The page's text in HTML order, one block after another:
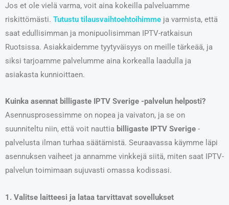
Jos et ole vielä varma, voit aina kokeilla palveluamme
riskittömästi. Tutustu tilausvaihtoehtoihimme ja varmista, että
saat edullisimman ja monipuolisimman IPTV-ratkaisun
Ruotsissa. Asiakkaidemme tyytyväisyys on meille tärkeää, ja
siksi tarjoamme palvelumme aina korkealla laadulla ja
asiakasta kunnioittaen.
Kuinka asennat billigaste IPTV Sverige -palvelun helposti?
Asennusprosessimme on nopea ja vaivaton, ja se on
suunniteltu niin, että voit nauttia billigaste IPTV Sverige -
palvelusta ilman turhaa säätämistä. Seuraavassa käymme läpi
asennuksen vaiheet ja annamme vinkkejä siitä, miten saat IPTV-
palvelun toimimaan sujuvasti omassa kodissasi.
1. Valitse laitteesi ja lataa tarvittavat sovellukset